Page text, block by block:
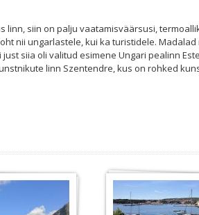
linn, siin on palju vaatamisväärsusi,
nii ungarlastele, kui ka turistidele. Madalad
siia oli valitud esimene Ungari pealinn
linn Szentendre, kus on rohked